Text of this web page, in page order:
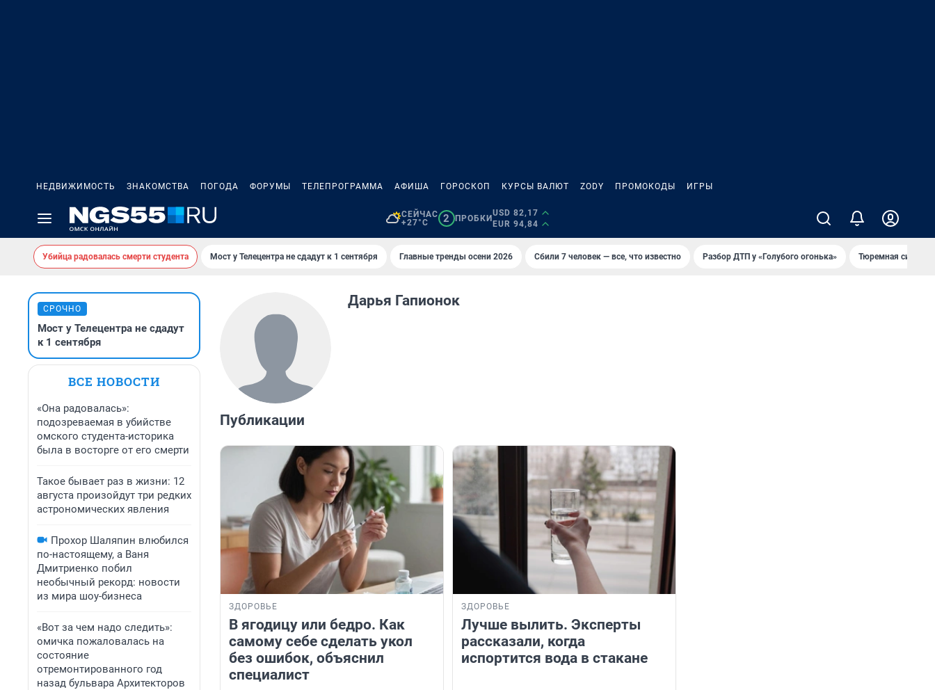
НЕДВИЖИМОСТЬ ЗНАКОМСТВА ПОГОДА ФОРУМЫ ТЕЛЕПРОГРАММА АФИША ГОРОСКОП КУРСЫ ВАЛЮТ ZODY ПРОМОКОДЫ ИГРЫ
СЕЙЧАС
+27°C
2 ПРОБКИ
USD 82,17
EUR 94,84
Убийца радовалась смерти студента Мост у Телецентра не сдадут к 1 сентября Главные тренды осени 2026 Сбили 7 человек — все, что известно Разбор ДТП у «Голубого огонька» Тюремная
СРОЧНО
Мост у Телецентра не сдадут
к 1 сентября
ВСЕ НОВОСТИ
«Она радовалась»:
подозреваемая в убийстве
омского студента-историка
была в восторге от его смерти
Такое бывает раз в жизни: 12
августа произойдут три редких
астрономических явления
Прохор Шаляпин влюбился
по-настоящему, а Ваня
Дмитриенко побил
необычный рекорд: новости
из мира шоу-бизнеса
«Вот за чем надо следить»:
омичка пожаловалась на
состояние
отремонтированного год
назад бульвара Архитекторов
Дарья Гапионок
Публикации
ЗДОРОВЬЕ
В ягодицу или бедро. Как
самому себе сделать укол
без ошибок, объяснил
специалист
ЗДОРОВЬЕ
Лучше вылить. Эксперты
рассказали, когда
испортится вода в стакане